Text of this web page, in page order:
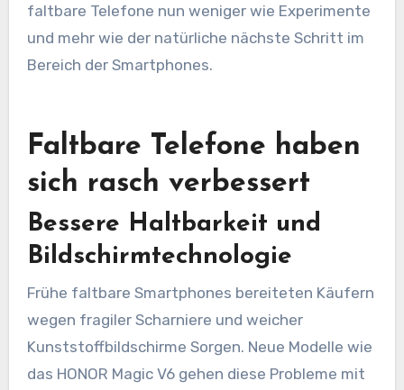
faltbare Telefone nun weniger wie Experimente
und mehr wie der natürliche nächste Schritt im
Bereich der Smartphones.
Faltbare Telefone haben
sich rasch verbessert
Bessere Haltbarkeit und
Bildschirmtechnologie
Frühe faltbare Smartphones bereiteten Käufern
wegen fragiler Scharniere und weicher
Kunststoffbildschirme Sorgen. Neue Modelle wie
das HONOR Magic V6 gehen diese Probleme mit